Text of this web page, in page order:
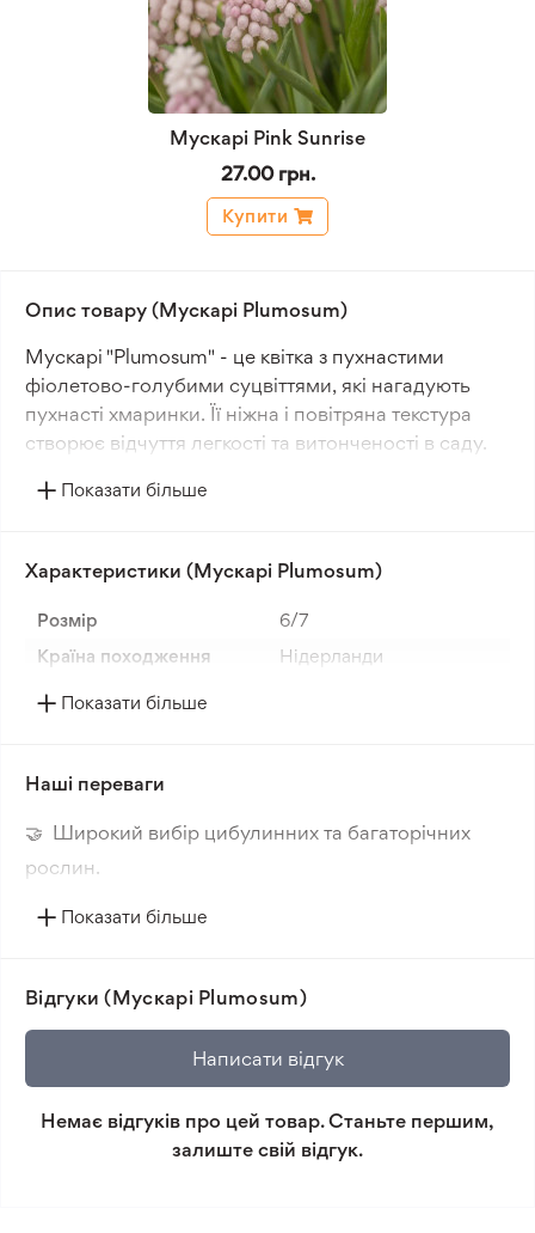
Мускарі Pink Sunrise
27.00 грн.
Купити
Опис товару (Мускарі Plumosum)
Мускарі "Plumosum" - це квітка з пухнастими
фіолетово-голубими суцвіттями, які нагадують
пухнасті хмаринки. Її ніжна і повітряна текстура
створює відчуття легкості та витонченості в саду.
неповторною формою та невеликим розміром.
загадковий і казковий вигляд. Ця квітка ідеально
підходить для створення композицій та акцентів в
саду завдяки своїй елегантній структурі.
перетворить ваш сад на казкову країну повітряних
вас своїм чарівним виглядом.
Показати більше
Характеристики (Мускарі Plumosum)
Розмір
6/7
Країна походження
Нідерланди
Показати більше
Наші переваги
🤝 Широкий вибір цибулинних та багаторічних
рослин.
🔥 Нові сорти. Цікаві новинки кожного сезону.
🛡️ Захист покупок. Повернення коштів за товар, що
не відповідає очікуванням, згідно з умовами
повернення.
Мінімальне замовлення 300 грн.
Показати більше
Відгуки (Мускарі Plumosum)
Написати відгук
Немає відгуків про цей товар. Станьте першим,
залиште свій відгук.